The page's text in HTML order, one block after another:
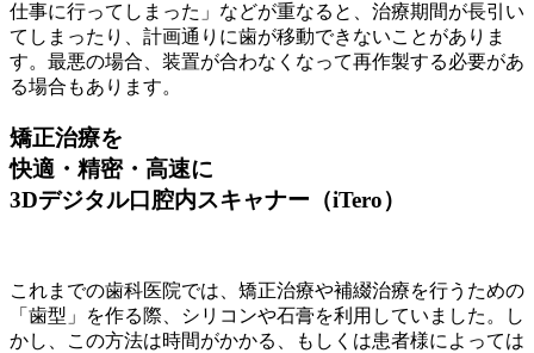
仕事に行ってしまった」などが重なると、治療期間が長引い
てしまったり、計画通りに歯が移動できないことがありま
す。最悪の場合、装置が合わなくなって再作製する必要があ
る場合もあります。
矯正治療を
快適・精密・高速に
3Dデジタル口腔内スキャナー（iTero）
これまでの歯科医院では、矯正治療や補綴治療を行うための
「歯型」を作る際、シリコンや石膏を利用していました。し
かし、この方法は時間がかかる、もしくは患者様によっては